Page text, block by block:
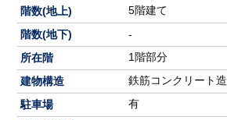
階数(地上)
5階建て
階数(地下)
-
所在階
1階部分
建物構造
鉄筋コンクリート造
駐車場
有